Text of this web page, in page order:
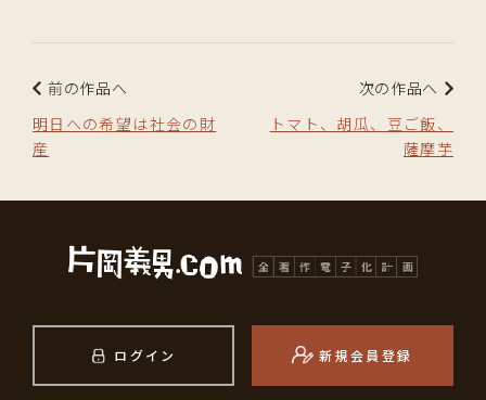
前の作品へ
明日への希望は社会の財
産
次の作品へ
トマト、胡瓜、豆ご飯、
薩摩芋
ログイン 新規会員登録